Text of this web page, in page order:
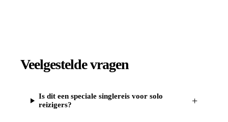
Veelgestelde vragen
Is dit een speciale singlereis voor solo
reizigers?
+